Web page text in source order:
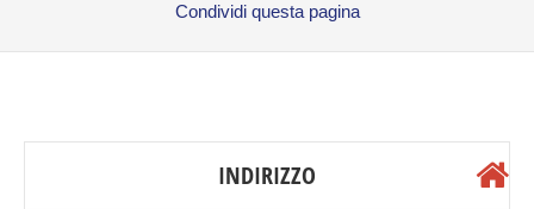
Condividi questa pagina
INDIRIZZO